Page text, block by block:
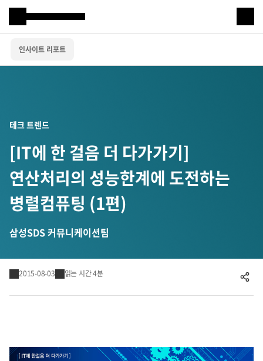
Samsung SDS
인사이트 리포트
IT서비스
디지털 혁신
R&D
물류 서비스
물류 소개
테크 트렌드
[IT에 한 걸음 더 다가가기]
연산처리의 성능한계에 도전하는
병렬컴퓨팅 (1편)
삼성SDS 커뮤니케이션팀
2015-08-03
읽는 시간 4분
공유하기